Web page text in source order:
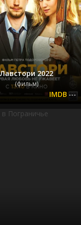
Лавстори 2022
(фильм)
---